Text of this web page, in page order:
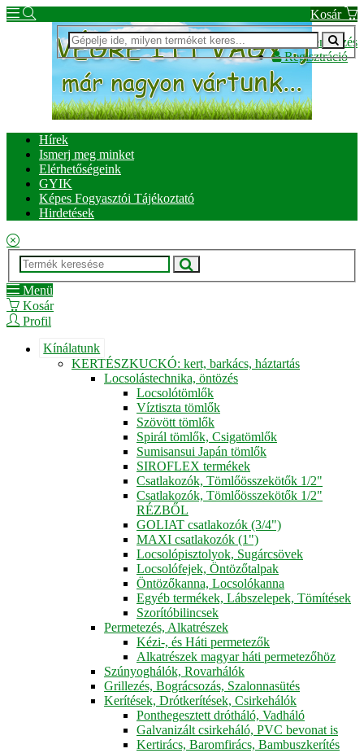
Kosár
Bejelentkezés
Regisztráció
Hírek
Ismerj meg minket
Elérhetőségeink
GYIK
Képes Fogyasztói Tájékoztató
Hirdetések
Menü
Kosár
Profil
Kínálatunk
KERTÉSZKUCKÓ: kert, barkács, háztartás
Locsolástechnika, öntözés
Locsolótömlők
Víztiszta tömlők
Szövött tömlők
Spirál tömlők, Csigatömlők
Sumisansui Japán tömlők
SIROFLEX termékek
Csatlakozók, Tömlőösszekötők 1/2"
Csatlakozók, Tömlőösszekötők 1/2"
RÉZBŐL
GOLIAT csatlakozók (3/4")
MAXI csatlakozók (1")
Locsolópisztolyok, Sugárcsövek
Locsolófejek, Öntözőtalpak
Öntözőkanna, Locsolókanna
Egyéb termékek, Lábszelepek, Tömítések
Szorítóbilincsek
Permetezés, Alkatrészek
Kézi-, és Háti permetezők
Alkatrészek magyar háti permetezőhöz
Szúnyoghálók, Rovarhálók
Grillezés, Bográcsozás, Szalonnasütés
Kerítések, Drótkerítések, Csirkehálók
Ponthegesztett drótháló, Vadháló
Galvanizált csirkeháló, PVC bevonat is
Kertirács, Baromfirács, Bambuszkerítés